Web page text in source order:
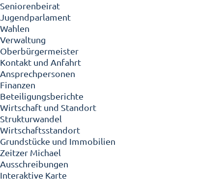
Seniorenbeirat
Jugendparlament
Wahlen
Verwaltung
Oberbürgermeister
Kontakt und Anfahrt
Ansprechpersonen
Finanzen
Beteiligungsberichte
Wirtschaft und Standort
Strukturwandel
Wirtschaftsstandort
Grundstücke und Immobilien
Zeitzer Michael
Ausschreibungen
Interaktive Karte